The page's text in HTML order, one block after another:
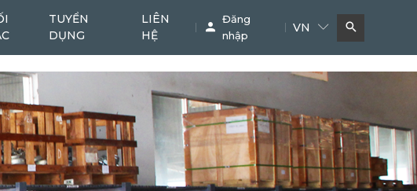
TUYỂN
DỤNG
LIÊN
HỆ
Đăng
nhập
VN